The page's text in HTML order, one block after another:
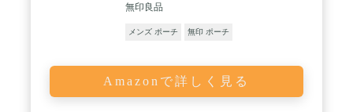
無印良品
メンズ ポーチ 無印 ポーチ
Amazonで詳しく見る